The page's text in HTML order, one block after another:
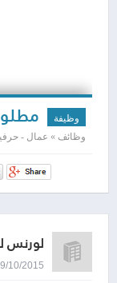
وظيفة
وظائف » عمال -
لورنس
29/10/2015 12:28